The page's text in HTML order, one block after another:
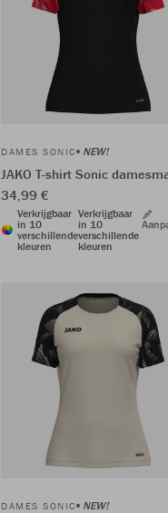
DAMES SONIC NEW!
JAKO T-shirt Sonic
34,99 €
Verkrijgbaar
in 10
verschillende
kleuren
Verkrijgbaar
in 10
verschillende
kleuren
DAMES SONIC NEW!